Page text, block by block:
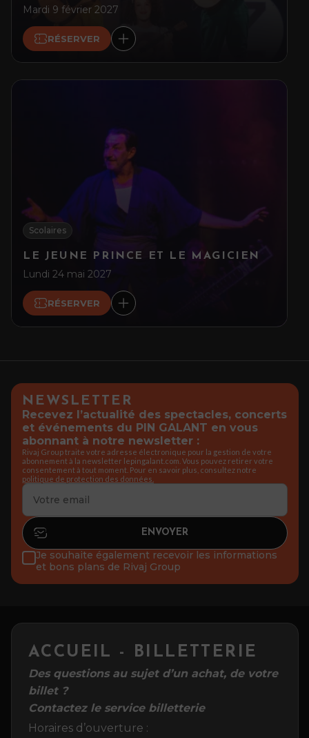
Mardi 9 février 2027
RÉSERVER
Scolaires
LE JEUNE PRINCE ET LE MAGICIEN
Lundi 24 mai 2027
RÉSERVER
NEWSLETTER
Recevez l’actualité des spectacles, concerts
et événements du PIN GALANT en vous
abonnant à notre newsletter :
Rivaj Group traite votre adresse électronique pour la gestion de votre
abonnement à la newsletter lepingalant.com. Vous pouvez retirer votre
consentement à tout moment. Pour en savoir plus, consultez notre
politique de protection des données.
Je souhaite également recevoir les informations
et bons plans de Rivaj Group
ACCUEIL - BILLETTERIE
Des questions au sujet d’un achat, de votre
billet ?
Contactez le service billetterie
Horaires d’ouverture :